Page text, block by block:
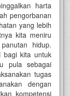
harta
pengorbanan
yang lebih
kita meniru
hidup.
bagi kita untuk
pula sebagai
tugas
dengan
kompetensi